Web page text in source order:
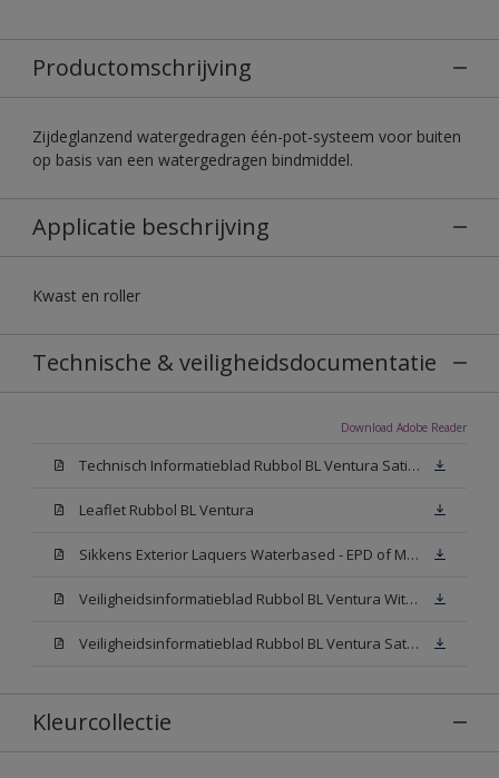
Productomschrijving
Zijdeglanzend watergedragen één-pot-systeem voor buiten
op basis van een watergedragen bindmiddel.
Applicatie beschrijving
Kwast en roller
Technische & veiligheidsdocumentatie
Download Adobe Reader
Technisch Informatieblad Rubbol BL Ventura Satin (PDF)
Leaflet Rubbol BL Ventura
Sikkens Exterior Laquers Waterbased - EPD of Milieuproductverklaring
Veiligheidsinformatieblad Rubbol BL Ventura Wit W05(MSDS)
Veiligheidsinformatieblad Rubbol BL Ventura Satin N00 (MSDS)
Kleurcollectie